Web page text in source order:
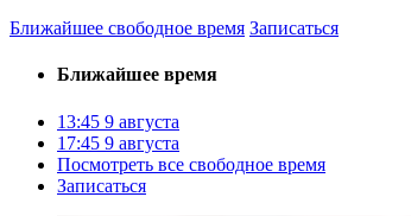
Ближайшее свободное время Записаться
Ближайшее время
13:45 9 августа
17:45 9 августа
Посмотреть все свободное время
Записаться